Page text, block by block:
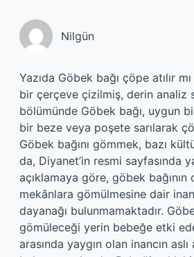
Nilgün
Yazıda Göbek bağı çöpe atılır
bir çerçeve çizilmiş, derin analiz
bölümünde Göbek bağı, uygun
bir beze veya poşete sarılarak
Göbek bağını gömmek, bazı
da, Diyanet’in resmi sayfasında
açıklamaya göre, göbek
mekânlara gömülmesine dair
dayanağı bulunmamaktadır.
gömüleceği yerin bebeğe etki
arasında yaygın olan inancın aslı